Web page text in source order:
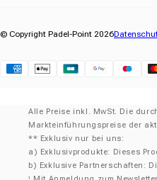
© Copyright Padel-Point 2026
Alle Preise inkl. MwSt. Die
Markteinführungspreise der
** Exklusiv nur bei uns:
a) Exklusivprodukte: Dieses
b) Exklusive Partnerschaften: